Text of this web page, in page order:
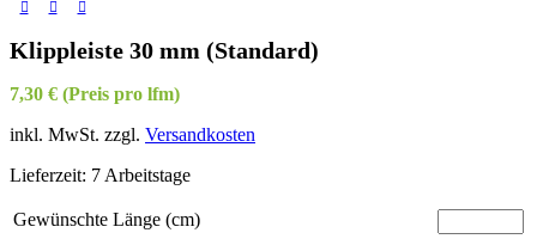
Klippleiste 30 mm (Standard)
7,30 € (Preis pro lfm)
inkl. MwSt. zzgl. Versandkosten
Lieferzeit: 7 Arbeitstage
Gewünschte Länge (cm)